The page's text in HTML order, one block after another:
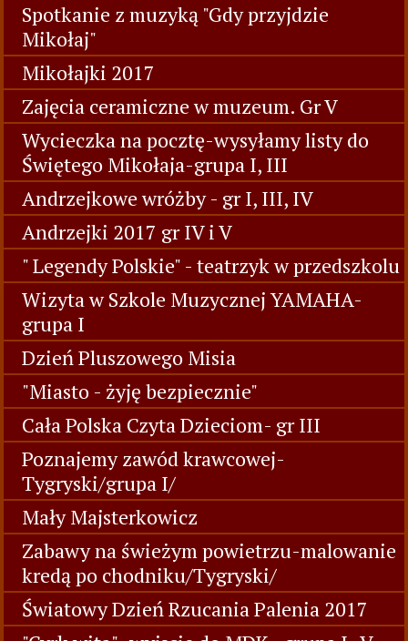
Spotkanie z muzyką "Gdy przyjdzie
Mikołaj"
Mikołajki 2017
Zajęcia ceramiczne w muzeum. Gr V
Wycieczka na pocztę-wysyłamy listy do
Świętego Mikołaja-grupa I, III
Andrzejkowe wróżby - gr I, III, IV
Andrzejki 2017 gr IV i V
" Legendy Polskie" - teatrzyk w przedszkolu
Wizyta w Szkole Muzycznej YAMAHA-
grupa I
Dzień Pluszowego Misia
"Miasto - żyję bezpiecznie"
Cała Polska Czyta Dzieciom- gr III
Poznajemy zawód krawcowej-
Tygryski/grupa I/
Mały Majsterkowicz
Zabawy na świeżym powietrzu-malowanie
kredą po chodniku/Tygryski/
Światowy Dzień Rzucania Palenia 2017